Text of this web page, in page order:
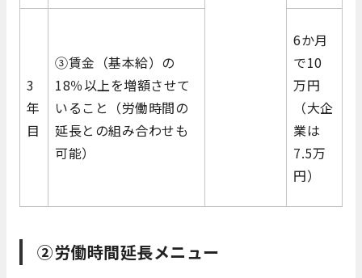
3
年
目
③賃金（基本給）の
18％以上を増額させて
いること（労働時間の
延長との組み合わせも
可能）
6か月
で10
万円
（大企
業は
7.5万
円）
②労働時間延長メニュー